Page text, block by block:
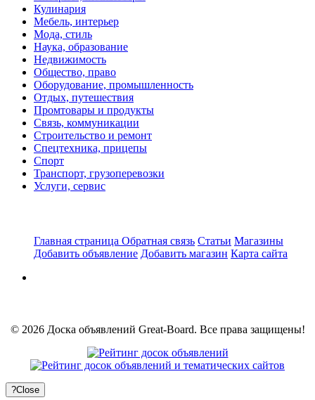
Кулинария
Мебель, интерьер
Мода, стиль
Наука, образование
Недвижимость
Общество, право
Оборудование, промышленность
Отдых, путешествия
Промтовары и продукты
Связь, коммуникации
Строительство и ремонт
Спецтехника, прицепы
Спорт
Транспорт, грузоперевозки
Услуги, сервис
Главная страница Обратная связь Статьи Магазины
Добавить объявление Добавить магазин Карта сайта
© 2026 Доска объявлений Great-Board. Все права защищены!
?Close